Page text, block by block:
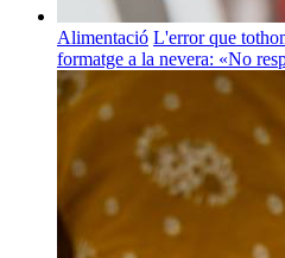
Alimentació L'error que
formatge a la nevera: «No